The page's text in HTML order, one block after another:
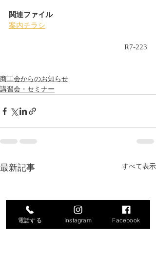
関連ファイル
案内チラシ
R7-223
商工会からのお知らせ
講習会・セミナー
最新記事 すべて表示
電話する Instagram Facebook